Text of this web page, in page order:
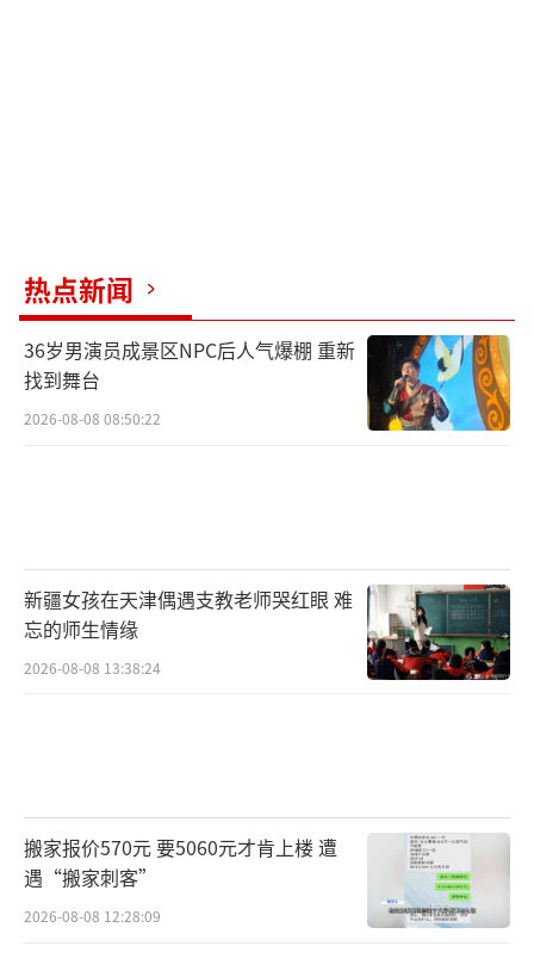
车辆。因此，即使喝酒后开启智能驾驶系统行
驶，仍应被认定为驾驶员是在饮酒状态下掌控
着车辆行驶，属于酒驾。一旦达到醉驾标准，
将被依法追究刑事责任。
（责任编辑：zhangxiaohua）
热点新闻
36岁男演员成景区NPC后人气爆棚 重新
找到舞台
2026-08-08 08:50:22
新疆女孩在天津偶遇支教老师哭红眼 难
忘的师生情缘
2026-08-08 13:38:24
搬家报价570元 要5060元才肯上楼 遭
遇“搬家刺客”
2026-08-08 12:28:09